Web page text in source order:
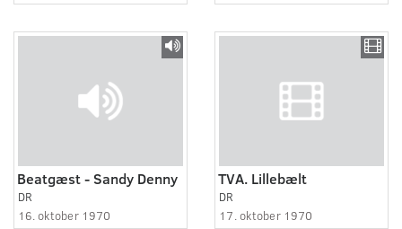
Beatgæst - Sandy Denny
DR
16. oktober 1970
TVA. Lillebælt
DR
17. oktober 1970